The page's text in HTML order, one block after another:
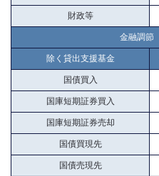
財政等
金融調節
除く貸出支援基金
国債買入
国庫短期証券買入
国庫短期証券売却
国債買現先
国債売現先